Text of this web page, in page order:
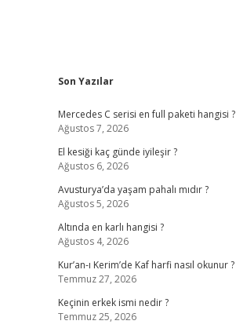
Sidebar
Son Yazılar
Mercedes C serisi en full paketi hangisi ?
Ağustos 7, 2026
El kesiği kaç günde iyileşir ?
Ağustos 6, 2026
Avusturya’da yaşam pahalı mıdır ?
Ağustos 5, 2026
Altında en karlı hangisi ?
Ağustos 4, 2026
Kur’an-ı Kerim’de Kaf harfi nasıl okunur ?
Temmuz 27, 2026
Keçinin erkek ismi nedir ?
Temmuz 25, 2026
ilbet giriş